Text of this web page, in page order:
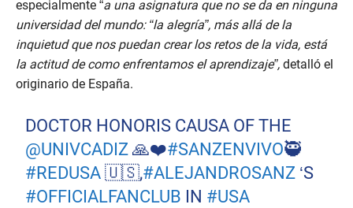
especialmente “a una asignatura que no se da en ninguna
universidad del mundo: “la alegría”, más allá de la
inquietud que nos puedan crear los retos de la vida, está
la actitud de como enfrentamos el aprendizaje”, detalló el
originario de España.
DOCTOR HONORIS CAUSA OF THE
@UNIVCADIZ 🙏❤️#SANZENVIVO🥷
#REDUSA 🇺🇸,#ALEJANDROSANZ ‘S
#OFFICIALFANCLUB IN #USA